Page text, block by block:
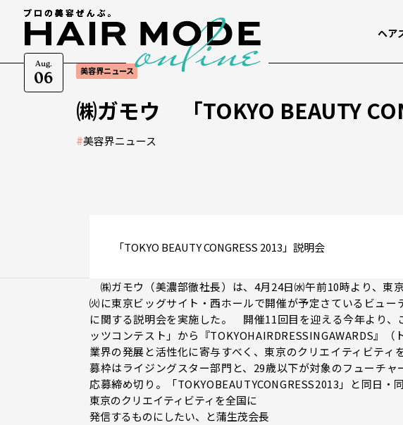
Aug.
06
ヘア
美容界ニュース
㈱ガモウ 「TOKYO BEAUTY
#美容界ニュース
「TOKYO BEAUTY CONGRESS 2013」説明会
㈱ガモウ（美濃部徹社長）は、4月24日㈬午前10時より、東
㈫に東京ビッグサイト・西ホールで開催が予定さているビュー
に関する説明会を実施した。 開催11回目を迎える今年より、
ッツコンテスト」から『TOKYOHAIRDRESSINGAWARDS』
業界の発展と活性化に寄与すべく、東京のクリエイティビテ
募枠はライジングスター部門と、29歳以下が対象のフューチ
応募締め切り。「TOKYOBEAUTYCONGRESS2013」と同日・
東京のクリエイティビティを全国に
発信するものにしたい、と蒲生茂会長